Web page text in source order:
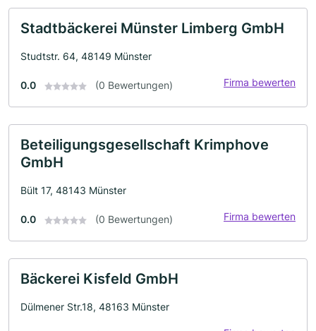
Stadtbäckerei Münster Limberg GmbH
Studtstr. 64, 48149 Münster
0.0 (0 Bewertungen) Firma bewerten
Beteiligungsgesellschaft Krimphove
GmbH
Bült 17, 48143 Münster
0.0 (0 Bewertungen) Firma bewerten
Bäckerei Kisfeld GmbH
Dülmener Str.18, 48163 Münster